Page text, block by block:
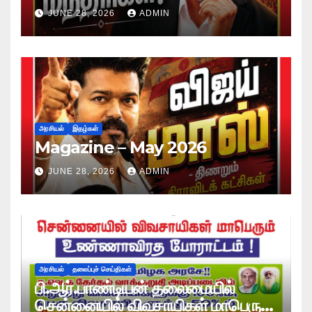
JUNE 28, 2026 ADMIN
அரசியல் இதழ்கள்
Magazine – May 2026
JUNE 28, 2026 ADMIN
அரசியல் தலைப்புச் செய்திகள்
பி.ஆர்.பாண்டியன் தலைமையில்
சென்னையில் விவசாயிகள் மாபெரும்